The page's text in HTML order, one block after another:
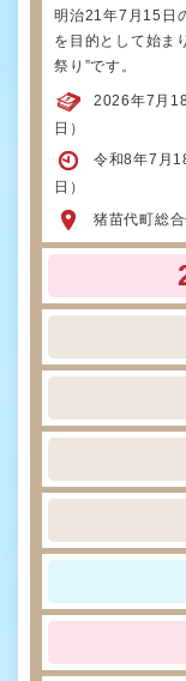
明治21年7月15日
を目的として始ま
祭り”です。
2026年7月
日）
令和8年7月
日）
猪苗代町総